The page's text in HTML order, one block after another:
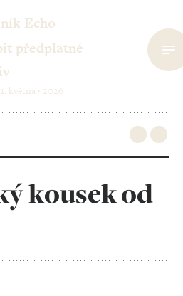
Echo
předplatné
května ‧ 2026
kousek od